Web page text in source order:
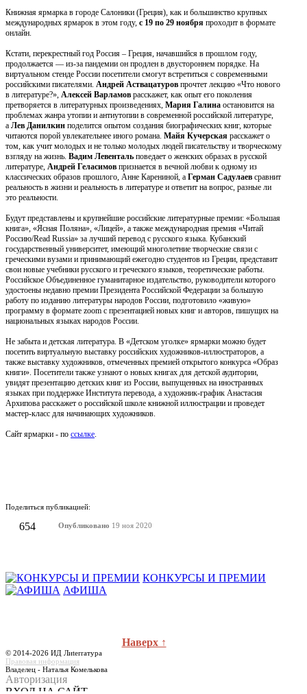
Книжная ярмарка в городе Салоники (Греция), как и большинство крупных
международных ярмарок в этом году, с 19 по 29 ноября проходит в формате
онлайн.
Кстати, перекрестный год Россия – Греция, начавшийся в прошлом году,
продолжается — из-за пандемии он продлен в двустороннем порядке. На
виртуальном стенде России посетители смогут встретиться с современными
российскими писателями. Андрей Аствацатуров прочтет лекцию «Что нового
в литературе?», Алексей Варламов расскажет, как опыт его поколения
претворяется в литературных произведениях, Мария Галина остановится на
проблемах жанра утопии и антиутопии в современной российской литературе,
а Лев Данилкин поделится опытом создания биографических книг, которые
читаются порой увлекательнее иного романа. Майя Кучерская расскажет о
том, как учит молодых и не только молодых людей писательству и творческому
взгляду на жизнь. Вадим Левенталь поведает о женских образах в русской
литературе, Андрей Геласимов признается в вечной любви к одному из
классических образов прошлого, Анне Карениной, а Герман Садулаев сравнит
реальность в жизни и реальность в литературе и ответит на вопрос, разные ли
это реальности.
Будут представлены и крупнейшие российские литературные премии: «Большая
книга», «Ясная Поляна», «Лицей», а также международная премия «Читай
Россию/Read Russia» за лучший перевод с русского языка. Кубанский
государственный университет, имеющий многолетние творческие связи с
греческими вузами и принимающий ежегодно студентов из Греции, представит
свои новые учебники русского и греческого языков, теоретические работы.
Российское Объединенное гуманитарное издательство, руководители которого
удостоены недавно премии Президента Российской Федерации за большую
работу по изданию литературы народов России, подготовило «живую»
программу в формате zoom с презентацией новых книг и авторов, пишущих на
национальных языках народов России.
Не забыта и детская литература. В «Детском уголке» ярмарки можно будет
посетить виртуальную выставку российских художников-иллюстраторов, а
также выставку художников, отмеченных премией открытого конкурса «Образ
книги». Посетители также узнают о новых книгах для детской аудитории,
увидят презентацию детских книг из России, выпущенных на иностранных
языках при поддержке Института перевода, а художник-график Анастасия
Архипова расскажет о российской школе книжной иллюстрации и проведет
мастер-класс для начинающих художников.
Сайт ярмарки - по ссылке.
Поделиться публикацией:
654 Опубликовано 19 ноя 2020
КОНКУРСЫ И ПРЕМИИ
АФИША
Наверх ↑
© 2014-2026 ИД Лиterraтура
Правовая информация
Владелец - Наталья Комелькова
Авторизация
ВХОД НА САЙТ